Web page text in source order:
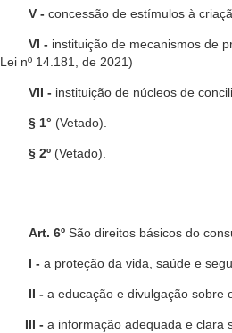
V - concessão de estímulos à
VI - instituição de mecanismos de
Lei nº 14.181, de 2021)
VII - instituição de núcleos de
§ 1° (Vetado).
§ 2º (Vetado).
Art. 6º São direitos básicos do
I - a proteção da vida, saúde e
II - a educação e divulgação sobre
III - a informação adequada e clara